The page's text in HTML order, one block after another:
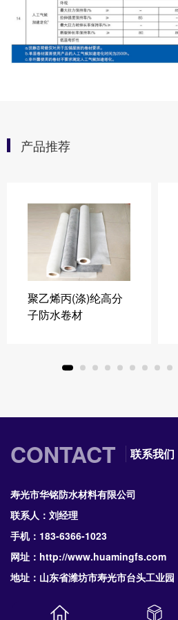
产品推荐
聚乙烯丙(涤)纶高分
子防水卷材
CONTACT 联系我们
寿光市华铭防水材料有限公司
联系人：刘经理
手机：183-6366-1023
网址：http://www.huamingfs.com
地址：山东省潍坊市寿光市台头工业园